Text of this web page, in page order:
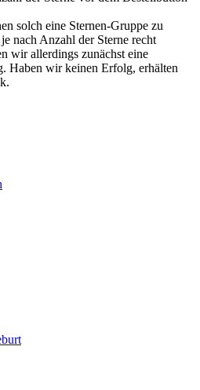
solch eine Sternen-Gruppe zu
nach Anzahl der Sterne recht
wir allerdings zunächst eine
Haben wir keinen Erfolg, erhälten